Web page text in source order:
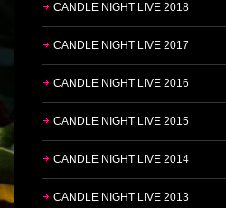
CANDLE NIGHT LIVE 2018
CANDLE NIGHT LIVE 2017
CANDLE NIGHT LIVE 2016
CANDLE NIGHT LIVE 2015
CANDLE NIGHT LIVE 2014
CANDLE NIGHT LIVE 2013